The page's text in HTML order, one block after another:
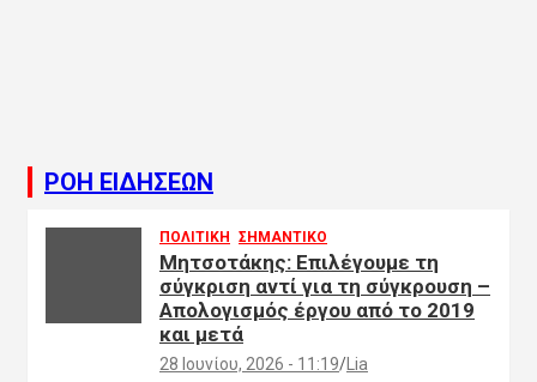
ΡΟΗ ΕΙΔΗΣΕΩΝ
ΠΟΛΙΤΙΚΗ ΣΗΜΑΝΤΙΚΟ
Μητσοτάκης: Επιλέγουμε τη
σύγκριση αντί για τη σύγκρουση –
Απολογισμός έργου από το 2019
και μετά
28 Ιουνίου, 2026 - 11:19 Lia